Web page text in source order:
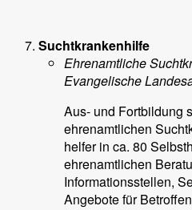
Suchtkrankenhilfe
Ehrenamtliche
Evangelische
Aus- und Fortbildung
ehrenamtlichen
helfer in ca. 80
ehrenamtlichen
Informationsstellen,
Angebote für